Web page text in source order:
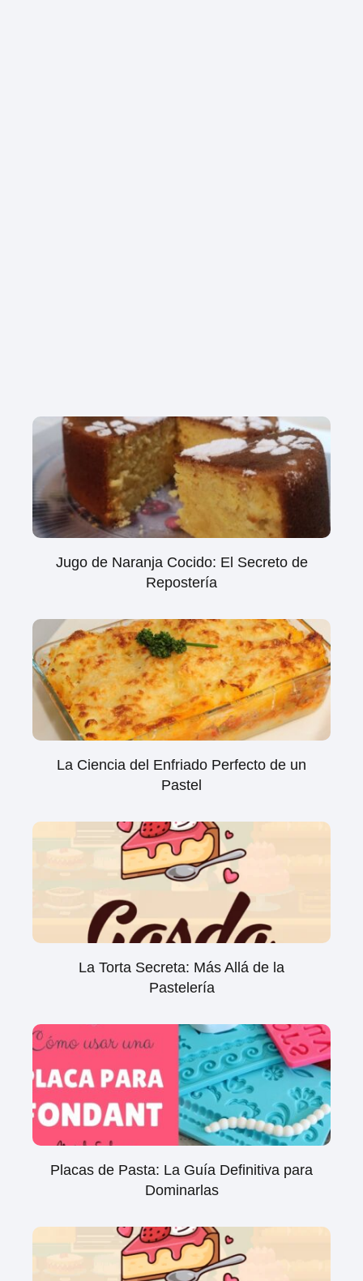
Jugo de Naranja Cocido: El Secreto de
Repostería
La Ciencia del Enfriado Perfecto de un
Pastel
La Torta Secreta: Más Allá de la
Pastelería
Placas de Pasta: La Guía Definitiva para
Dominarlas